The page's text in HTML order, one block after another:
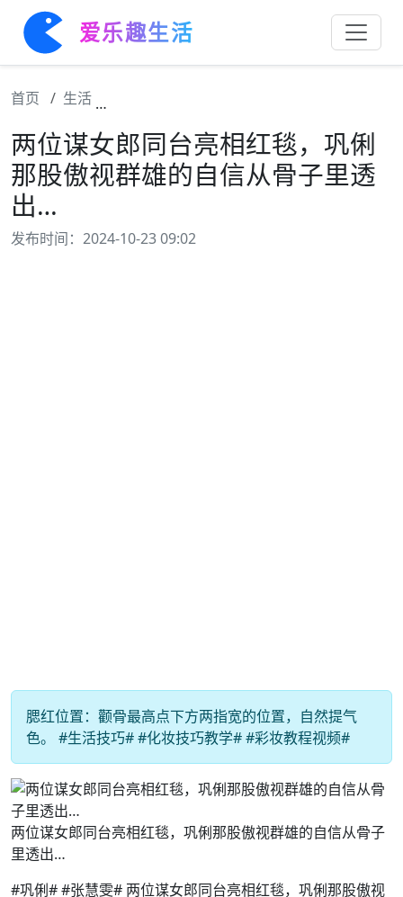
爱乐趣生活
首页 生活
两位谋女郎同台亮相红毯，巩俐
那股傲视群雄的自信从骨子里透
出…
发布时间：2024-10-23 09:02
腮红位置：颧骨最高点下方两指宽的位置，自然提气
色。 #生活技巧# #化妆技巧教学# #彩妆教程视频#
两位谋女郎同台亮相红毯，巩俐那股傲视群雄的自信从骨子
里透出…
#巩俐# #张慧雯# 两位谋女郎同台亮相红毯，巩俐那股傲视